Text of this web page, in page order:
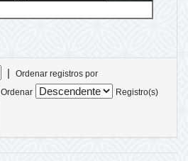
|
Ordenar registros por
Ordenar
Registro(s)